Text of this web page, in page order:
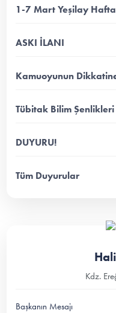
1-7 Mart Yeşilay
ASKI İLANI
Kamuoyunun
Tübitak Bilim
DUYURU!
Tüm Duyurular
Kdz.
Başkanın Mesajı